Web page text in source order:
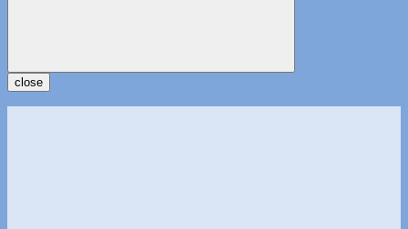
close